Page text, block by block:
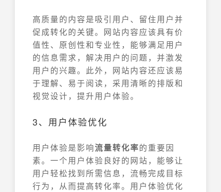
高质量的内容是吸引用户、留住用户并
促成转化的关键。网站内容应该具有价
值性、原创性和专业性，能够满足用户
的信息需求，解决用户的问题，并激发
用户的兴趣。此外，网站内容还应该易
于理解、易于阅读，采用清晰的排版和
视觉设计，提升用户体验。
3、用户体验优化
用户体验是影响流量转化率的重要因
素。一个用户体验良好的网站，能够让
用户轻松找到所需信息，流畅完成目标
行为，从而提高转化率。用户体验优化